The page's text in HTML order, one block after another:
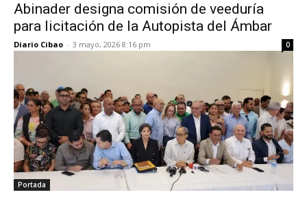
Abinader designa comisión de veeduría
para licitación de la Autopista del Ámbar
Diario Cibao - 3 mayo, 2026 8:16 pm 0
Portada